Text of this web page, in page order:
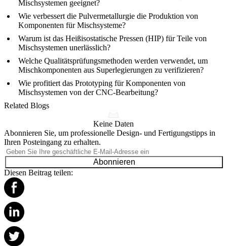
Mischsystemen geeignet?
Wie verbessert die Pulvermetallurgie die Produktion von
Komponenten für Mischsysteme?
Warum ist das Heißisostatische Pressen (HIP) für Teile von
Mischsystemen unerlässlich?
Welche Qualitätsprüfungsmethoden werden verwendet, um
Mischkomponenten aus Superlegierungen zu verifizieren?
Wie profitiert das Prototyping für Komponenten von
Mischsystemen von der CNC-Bearbeitung?
Related Blogs
Keine Daten
Abonnieren Sie, um professionelle Design- und Fertigungstipps in
Ihren Posteingang zu erhalten.
Abonnieren
Diesen Beitrag teilen: